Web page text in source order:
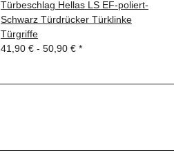
Türbeschlag Hellas LS EF-poliert-
Schwarz Türdrücker Türklinke
Türgriffe
41,90 € - 50,90 € *